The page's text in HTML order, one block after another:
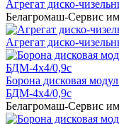
Агрегат диско-
Белагромаш-Сервис
Агрегат диско-
Борона дисковая
БДМ-4х4/0,9с
Белагромаш-Сервис